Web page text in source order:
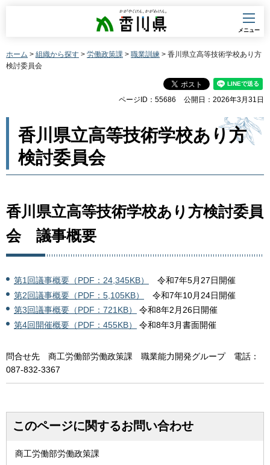
香川県
メニュー
ホーム > 組織から探す > 労働政策課 > 職業訓練 > 香川県立高等技術学校あり方
検討委員会
ページID：55686 公開日：2026年3月31日
香川県立高等技術学校あり方
検討委員会
香川県立高等技術学校あり方検討委員
会 議事概要
第1回議事概要（PDF：24,345KB）
令和7年5月27日開催
第2回議事概要（PDF：5,105KB）
令和7年10月24日開催
第3回議事概要（PDF：721KB）
令和8年2月26日開催
第4回開催概要（PDF：455KB）
令和8年3月書面開催
問合せ先 商工労働部労働政策課 職業能力開発グループ 電話：
087-832-3367
このページに関するお問い合わせ
商工労働部労働政策課